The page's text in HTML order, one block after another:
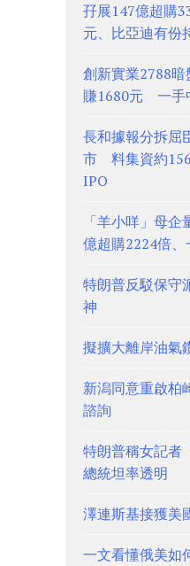
孖展147億超購
元、比亞迪有份
創新實業2788
賺1680元 一手
長和據報分拆屈
市 料集資約
IPO
「羊小咩」母
億超購2224倍
特朗普反駁保守
神
擬擴大離岸油氣
新潟同意重啟柏
諮詢
特朗普稱女記者
總統坦率透明
澤連斯基接獲美
一文看懂俄美如